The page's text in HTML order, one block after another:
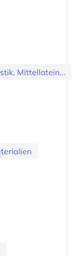
Mittellatein...